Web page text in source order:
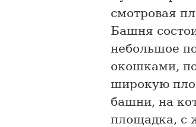
смотровая
Башня
небольшое
окошками,
широкую
башни, на
площадка, с